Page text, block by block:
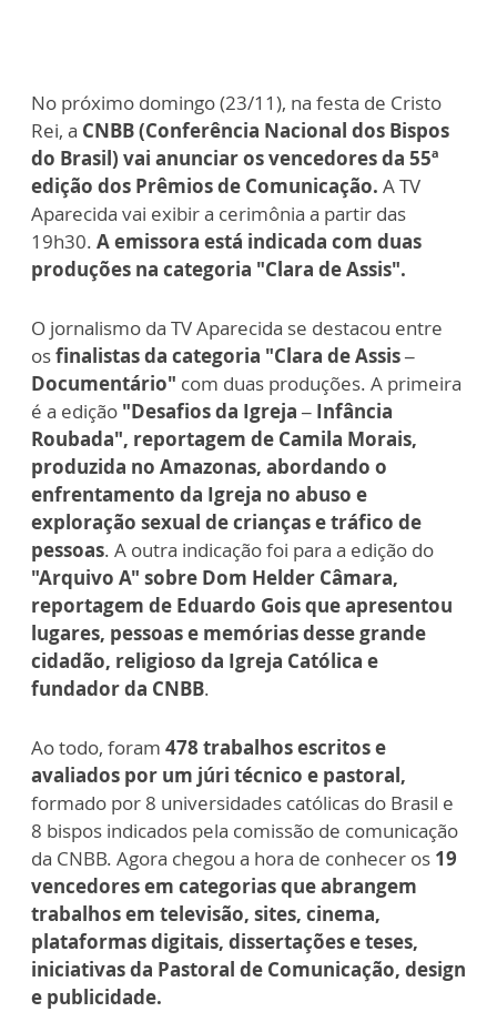
No próximo domingo (23/11), na festa de Cristo
Rei, a CNBB (Conferência Nacional dos Bispos
do Brasil) vai anunciar os vencedores da 55ª
edição dos Prêmios de Comunicação. A TV
Aparecida vai exibir a cerimônia a partir das
19h30. A emissora está indicada com duas
produções na categoria "Clara de Assis".
O jornalismo da TV Aparecida se destacou entre
osfinalistas da categoria "Clara de Assis –
Documentário" com duas produções. A primeira
é a edição "Desafios da Igreja – Infância
Roubada", reportagem de Camila Morais,
produzida no Amazonas, abordando o
enfrentamento da Igreja no abuso e
exploração sexual de crianças e tráfico de
pessoas. A outra indicação foi para a edição do
"Arquivo A" sobre Dom Helder Câmara,
reportagem de Eduardo Gois que apresentou
lugares, pessoas e memórias desse grande
cidadão, religioso da Igreja Católica e
fundador da CNBB.
Ao todo, foram 478 trabalhos escritos e
avaliados por um júri técnico e pastoral,
formado por 8 universidades católicas do Brasil e
8 bispos indicados pela comissão de comunicação
da CNBB. Agora chegou a hora de conhecer os 19
vencedores em categorias que abrangem
trabalhos em televisão, sites, cinema,
plataformas digitais, dissertações e teses,
iniciativas da Pastoral de Comunicação, design
e publicidade.